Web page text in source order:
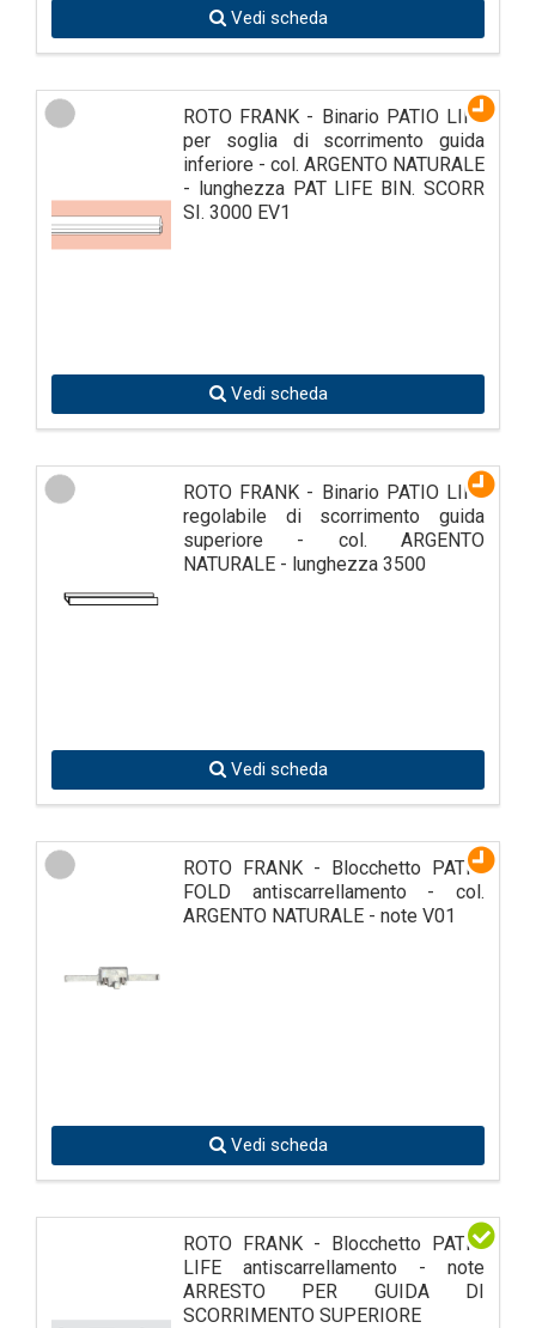
Vedi scheda
ROTO FRANK - Binario PATIO LIFE
per soglia di scorrimento guida
inferiore - col. ARGENTO NATURALE
- lunghezza PAT LIFE BIN. SCORR
SI. 3000 EV1
Vedi scheda
ROTO FRANK - Binario PATIO LIFE
regolabile di scorrimento guida
superiore - col. ARGENTO
NATURALE - lunghezza 3500
Vedi scheda
ROTO FRANK - Blocchetto PATIO
FOLD antiscarrellamento - col.
ARGENTO NATURALE - note V01
Vedi scheda
ROTO FRANK - Blocchetto PATIO
LIFE antiscarrellamento - note
ARRESTO PER GUIDA DI
SCORRIMENTO SUPERIORE